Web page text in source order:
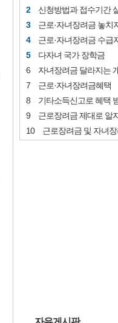
신청방법과 접수기간
근로·자녀장려금 놓치
근로·자녀장려금 수급
다자녀 국가 장학금
자녀장려금 달라지는
근로·자녀장려금혜택
기타소득신고로 혜택
근로장려금 제대로 알
근로장려금 및 자녀